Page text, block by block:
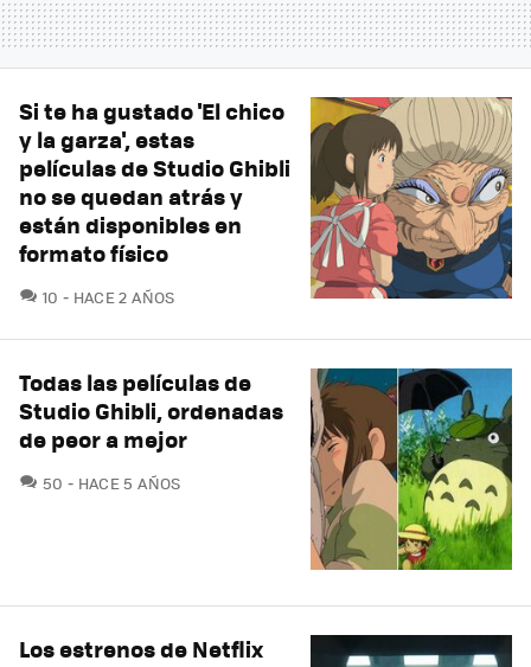
Si te ha gustado 'El chico
y la garza', estas
películas de Studio Ghibli
no se quedan atrás y
están disponibles en
formato físico
10 COMENTARIOS
HACE 2 AÑOS
Todas las películas de
Studio Ghibli, ordenadas
de peor a mejor
50 COMENTARIOS
HACE 5 AÑOS
Los estrenos de Netflix